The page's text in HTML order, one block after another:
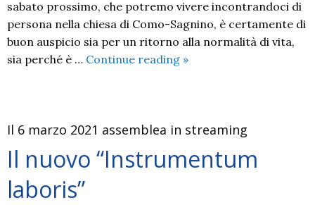
sabato prossimo, che potremo vivere incontrandoci di
persona nella chiesa di Como-Sagnino, è certamente di
buon auspicio sia per un ritorno alla normalità di vita,
sia perché è … Continue reading L’Assemblea
riunirsi
presenza
»
Il 6 marzo 2021 assemblea in streaming
Il nuovo “Instrumentum
laboris”